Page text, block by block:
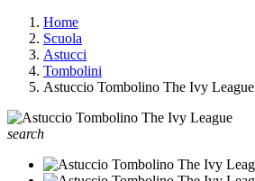
Home
Scuola
Astucci
Tombolini
Astuccio Tombolino The Ivy League
search